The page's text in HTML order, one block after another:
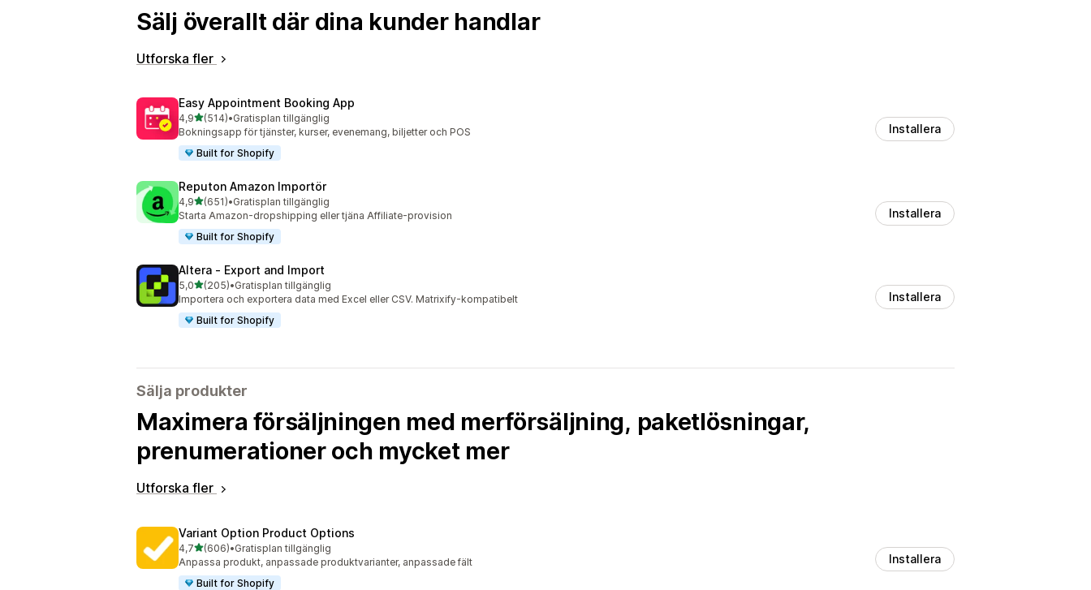
Sälj överallt där dina kunder handlar
Utforska fler
Easy Appointment Booking App
4,9av 5 stjärnor
(514)
514 recensioner totalt
•Gratisplan tillgänglig
Bokningsapp för tjänster, kurser, evenemang, biljetter och POS
Built for Shopify
Installera
Reputon Amazon Importör
4,9av 5 stjärnor
(651)
651 recensioner totalt
•Gratisplan tillgänglig
Starta Amazon-dropshipping eller tjäna Affiliate-provision
Built for Shopify
Installera
Altera ‑ Export and Import
5,0av 5 stjärnor
(205)
205 recensioner totalt
•Gratisplan tillgänglig
Importera och exportera data med Excel eller CSV. Matrixify-kompatibelt
Built for Shopify
Installera
Sälja produkter
Maximera försäljningen med merförsäljning, paketlösningar,
prenumerationer och mycket mer
Utforska fler
Variant Option Product Options
4,7av 5 stjärnor
(606)
606 recensioner totalt
•Gratisplan tillgänglig
Anpassa produkt, anpassade produktvarianter, anpassade fält
Built for Shopify
Installera